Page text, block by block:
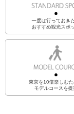
一度は行っておき
おすすめ観光スポ
東京を10倍楽しむ
モデルコースを提